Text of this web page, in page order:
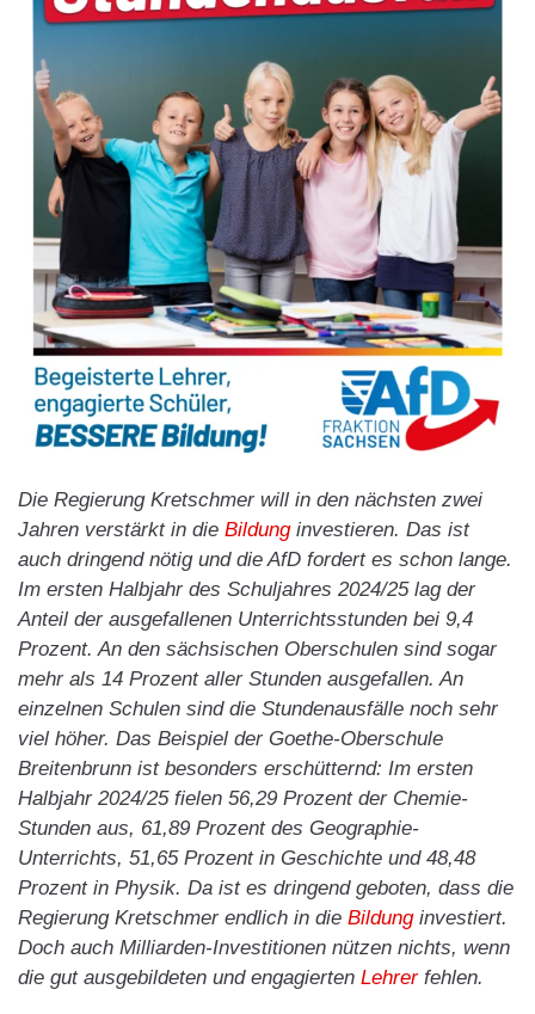
Die Regierung Kretschmer will in den nächsten zwei
Jahren verstärkt in die Bildunginvestieren. Das ist
auch dringend nötig und die AfD fordert es schon lange.
Im ersten Halbjahr des Schuljahres 2024/25 lag der
Anteil der ausgefallenen Unterrichtsstunden bei 9,4
Prozent. An den sächsischen Oberschulen sind sogar
mehr als 14 Prozent aller Stunden ausgefallen. An
einzelnen Schulen sind die Stundenausfälle noch sehr
viel höher. Das Beispiel der Goethe-Oberschule
Breitenbrunn ist besonders erschütternd: Im ersten
Halbjahr 2024/25 fielen 56,29 Prozent der Chemie-
Stunden aus, 61,89 Prozent des Geographie-
Unterrichts, 51,65 Prozent in Geschichte und 48,48
Prozent in Physik. Da ist es dringend geboten, dass die
Regierung Kretschmer endlich in die Bildunginvestiert.
Doch auch Milliarden-Investitionen nützen nichts, wenn
die gut ausgebildeten und engagierten Lehrerfehlen.